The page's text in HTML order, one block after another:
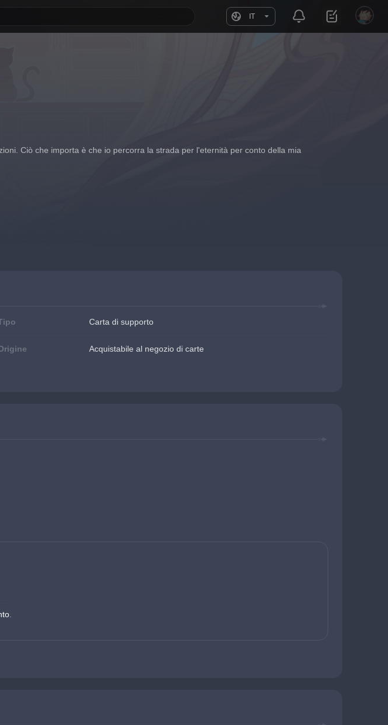
IT
Ciò che importa è che io percorra la strada per l'eternità per conto della mia
Carta di supporto
Acquistabile al negozio di carte